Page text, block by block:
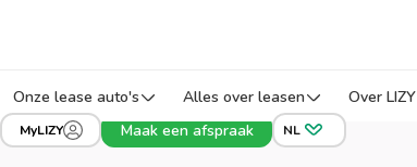
Onze lease auto's Alles over leasen Over LIZY
MyLIZY Maak een afspraak NL